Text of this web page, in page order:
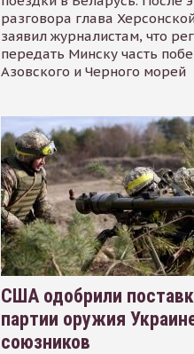
разговора глава
заявил журналистам, что
передать Минску часть
Азовского и Черного морей
США одобрили
партии оружия
союзников